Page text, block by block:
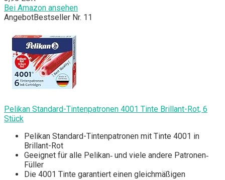
Bei Amazon ansehen
AngebotBestseller Nr. 11
Pelikan Standard-Tintenpatronen 4001 Tinte Brillant-Rot, 6
Stück
Pelikan Standard-Tintenpatronen mit Tinte 4001 in
Brillant-Rot
Geeignet für alle Pelikan‐ und viele andere Patronen‐
Füller
Die 4001 Tinte garantiert einen gleichmäßigen